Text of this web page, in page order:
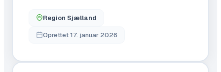
Region Sjælland
Oprettet17. januar 2026